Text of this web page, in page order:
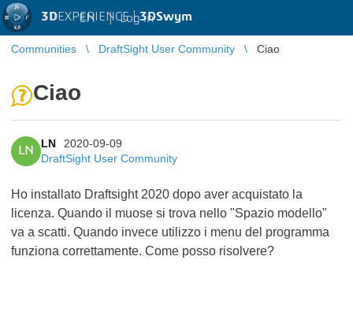
3DEXPERIENCE |3DSwym
EN | Log in
Communities DraftSight User Community Ciao
Ciao
LN
LN
2020-09-09
DraftSight User Community
Ho installato Draftsight 2020 dopo aver acquistato la
licenza. Quando il muose si trova nello "Spazio modello"
va a scatti. Quando invece utilizzo i menu del programma
funziona correttamente. Come posso risolvere?